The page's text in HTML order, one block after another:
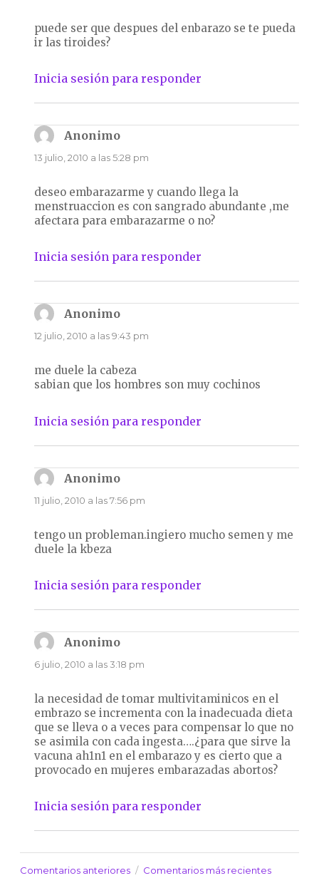
puede ser que despues del enbarazo se te pueda
ir las tiroides?
Inicia sesión para responder
Anonimodice:
13 julio, 2010 a las 5:28 pm
deseo embarazarme y cuando llega la
menstruaccion es con sangrado abundante ,me
afectara para embarazarme o no?
Inicia sesión para responder
Anonimodice:
12 julio, 2010 a las 9:43 pm
me duele la cabeza
sabian que los hombres son muy cochinos
Inicia sesión para responder
Anonimodice:
11 julio, 2010 a las 7:56 pm
tengo un probleman.ingiero mucho semen y me
duele la kbeza
Inicia sesión para responder
Anonimodice:
6 julio, 2010 a las 3:18 pm
la necesidad de tomar multivitaminicos en el
embrazo se incrementa con la inadecuada dieta
que se lleva o a veces para compensar lo que no
se asimila con cada ingesta….¿para que sirve la
vacuna ah1n1 en el embarazo y es cierto que a
provocado en mujeres embarazadas abortos?
Inicia sesión para responder
Navegación
Comentarios anteriores Comentarios más recientes